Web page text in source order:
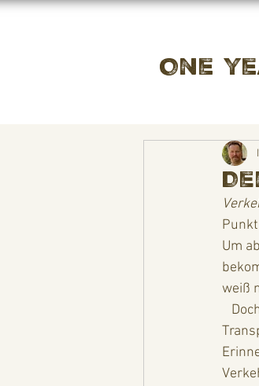
One
Punkt
Um
weiß